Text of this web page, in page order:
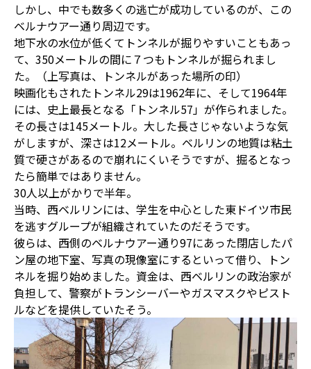
しかし、中でも数多くの逃亡が成功しているのが、この
ベルナウアー通り周辺です。
地下水の水位が低くてトンネルが掘りやすいこともあっ
て、350メートルの間に７つもトンネルが掘られまし
た。（上写真は、トンネルがあった場所の印）
映画化もされたトンネル29は1962年に、そして1964年
には、史上最長となる「トンネル57」が作られました。
その長さは145メートル。大した長さじゃないような気
がしますが、深さは12メートル。ベルリンの地質は粘土
質で硬さがあるので崩れにくいそうですが、掘るとなっ
たら簡単ではありません。
30人以上がかりで半年。
当時、西ベルリンには、学生を中心とした東ドイツ市民
を逃すグループが組織されていたのだそうです。
彼らは、西側のベルナウアー通り97にあった閉店したパ
ン屋の地下室、写真の現像室にするといって借り、トン
ネルを掘り始めました。資金は、西ベルリンの政治家が
負担して、警察がトランシーバーやガスマスクやピスト
ルなどを提供していたそう。